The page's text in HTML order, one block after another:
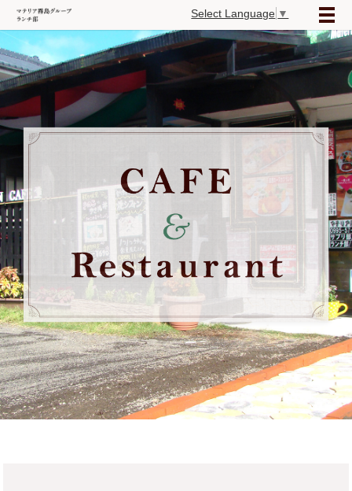
Select Language ▼
メ